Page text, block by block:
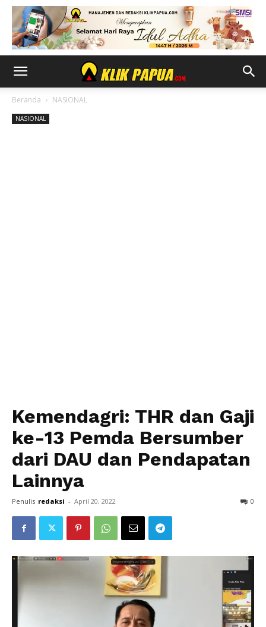
Beranda NASIONAL
NASIONAL
Kemendagri: THR dan Gaji
ke-13 Pemda Bersumber
dari DAU dan Pendapatan
Lainnya
Penulis redaksi - April 20, 2022 0